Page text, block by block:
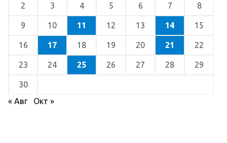
2 3 4 5 6 7 8
9 10 11 12 13 14 15
16 17 18 19 20 21 22
23 24 25 26 27 28 29
30
« Авг
Окт »